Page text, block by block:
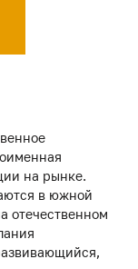
на рынке.
в южной
отечественном